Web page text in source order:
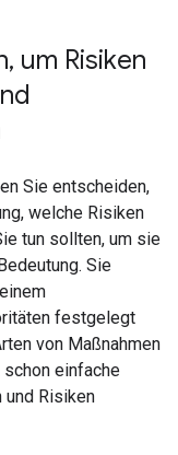
, um Risiken
Sie entscheiden,
welche Risiken
tun sollten, um sie
Sie
festgelegt
von Maßnahmen
einfache
und Risiken